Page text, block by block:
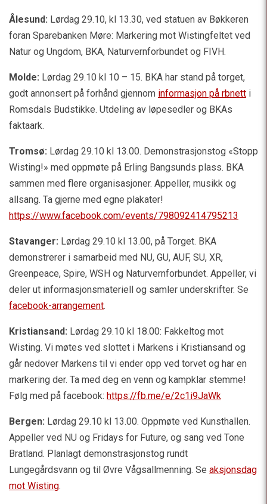
Ålesund: Lørdag 29.10, kl 13.30, ved statuen av Bøkkeren
foran Sparebanken Møre: Markering mot Wistingfeltet ved
Natur og Ungdom, BKA, Naturvernforbundet og FIVH.
Molde: Lørdag 29.10 kl 10 – 15. BKA har stand på torget,
godt annonsert på forhånd gjennom informasjon på rbnett i
Romsdals Budstikke. Utdeling av løpesedler og BKAs
faktaark.
Tromsø: Lørdag 29.10 kl 13.00. Demonstrasjonstog «Stopp
Wisting!» med oppmøte på Erling Bangsunds plass. BKA
sammen med flere organisasjoner. Appeller, musikk og
allsang. Ta gjerne med egne plakater!
https://www.facebook.com/events/798092414795213
Stavanger: Lørdag 29.10 kl 13.00, på Torget. BKA
demonstrerer i samarbeid med NU, GU, AUF, SU, XR,
Greenpeace, Spire, WSH og Naturvernforbundet. Appeller, vi
deler ut informasjonsmateriell og samler underskrifter. Se
facebook-arrangement.
Kristiansand: Lørdag 29.10 kl 18.00: Fakkeltog mot
Wisting. Vi møtes ved slottet i Markens i Kristiansand og
går nedover Markens til vi ender opp ved torvet og har en
markering der. Ta med deg en venn og kampklar stemme!
Følg med på facebook: https://fb.me/e/2c1i9JaWk
Bergen: Lørdag 29.10 kl 13.00. Oppmøte ved Kunsthallen.
Appeller ved NU og Fridays for Future, og sang ved Tone
Bratland. Planlagt demonstrasjonstog rundt
Lungegårdsvann og til Øvre Vågsallmenning. Se aksjonsdag
mot Wisting.